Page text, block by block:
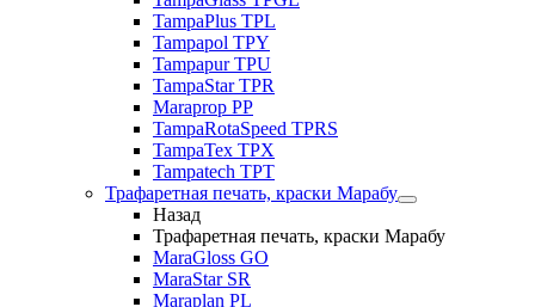
TampaPlus TPL
Tampapol TPY
Tampapur TPU
TampaStar TPR
Maraprop PP
TampaRotaSpeed TPRS
TampaTex TPX
Tampatech TPT
Трафаретная печать, краски Марабу
Назад
Трафаретная печать, краски Марабу
MaraGloss GO
MaraStar SR
Maraplan PL